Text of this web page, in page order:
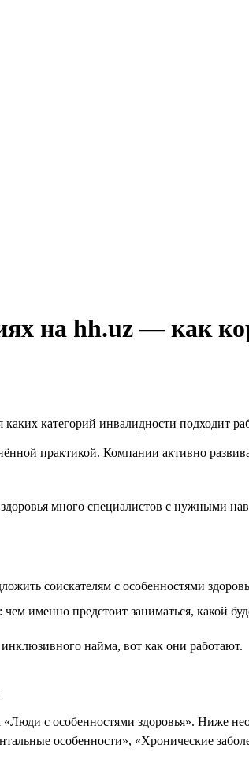
на hh.uz — как
категорий инвалидности подходит
практикой. Компании активно
много специалистов с нужными
соискателям с особенностями
именно предстоит заниматься, какой
найма, вот как они работают.
«Люди с особенностями здоровья». Ниже
особенности», «Хронические